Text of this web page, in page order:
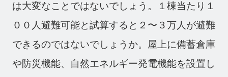
は大変なことではないでしょう。１棟当たり１
００人避難可能と試算すると２〜３万人が避難
できるのではないでしょうか。屋上に備蓄倉庫
や防災機能、自然エネルギー発電機能を設置し